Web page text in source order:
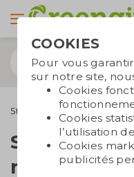
Stylos Stylos écologiques
Stylo à bille
recyclé
COOKIES
Pour vous
sur notre site,
Cookies
Cookies
l’utilisation
Cookies
publicités